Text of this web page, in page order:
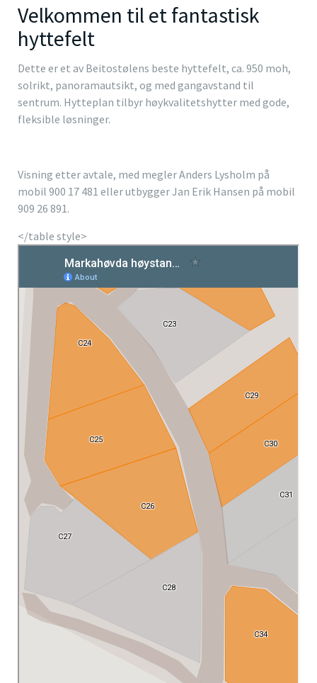
Velkommen til et fantastisk
hyttefelt
Dette er et av Beitostølens beste hyttefelt, ca. 950 moh,
solrikt, panoramautsikt, og med gangavstand til
sentrum. Hytteplan tilbyr høykvalitetshytter med gode,
fleksible løsninger.
Visning etter avtale, med megler Anders Lysholm på
mobil 900 17 481 eller utbygger Jan Erik Hansen på mobil
909 26 891.
</table style>